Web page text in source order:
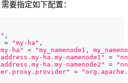
要指定如下配置：
,
= "my-ha" ,
ha"
=
"my_namenode1,
ha.my-namenode1"
=
ha.my-namenode2"
=
=